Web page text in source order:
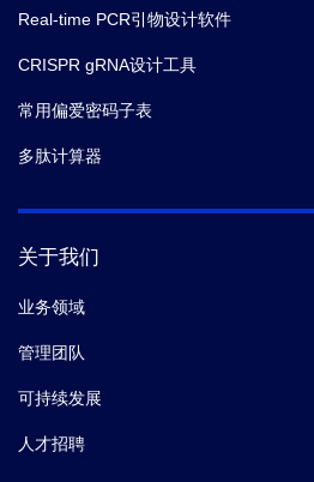
Real-time PCR引物设计软件
CRISPR gRNA设计工具
常用偏爱密码子表
多肽计算器
关于我们
业务领域
管理团队
可持续发展
人才招聘